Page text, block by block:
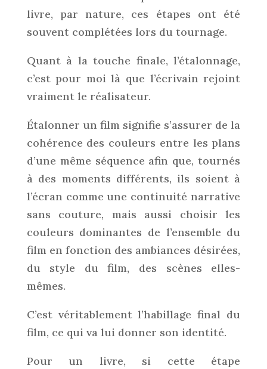
livre, par nature, ces étapes ont été
souvent complétées lors du tournage.
Quant à la touche finale, l’étalonnage,
c’est pour moi là que l’écrivain rejoint
vraiment le réalisateur.
Étalonner un film signifie s’assurer de la
cohérence des couleurs entre les plans
d’une même séquence afin que, tournés
à des moments différents, ils soient à
l’écran comme une continuité narrative
sans couture, mais aussi choisir les
couleurs dominantes de l’ensemble du
film en fonction des ambiances désirées,
du style du film, des scènes elles-
mêmes.
C’est véritablement l’habillage final du
film, ce qui va lui donner son identité.
Pour un livre, si cette étape